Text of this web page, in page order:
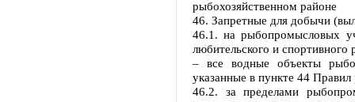
рыбохозяйственном районе
46. Запретные для добычи
46.1. на рыбопромысловых
любительского и спортивного
– все водные объекты
указанные в пункте 44 Правил
46.2. за пределами